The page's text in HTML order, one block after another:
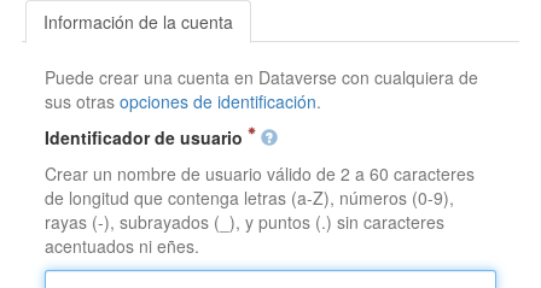
Información de la cuenta
Puede crear una cuenta en Dataverse con cualquiera de
sus otrasopciones de identificación.
Identificador de usuario
Crear un nombre de usuario válido de 2 a 60 caracteres
de longitud que contenga letras (a-Z), números (0-9),
rayas (-), subrayados (_), y puntos (.) sin caracteres
acentuados ni eñes.